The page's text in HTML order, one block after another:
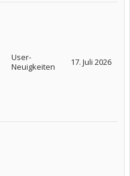
User-
Neuigkeiten
17. Juli 2026